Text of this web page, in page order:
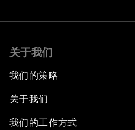
关于我们
我们的策略
关于我们
我们的工作方式